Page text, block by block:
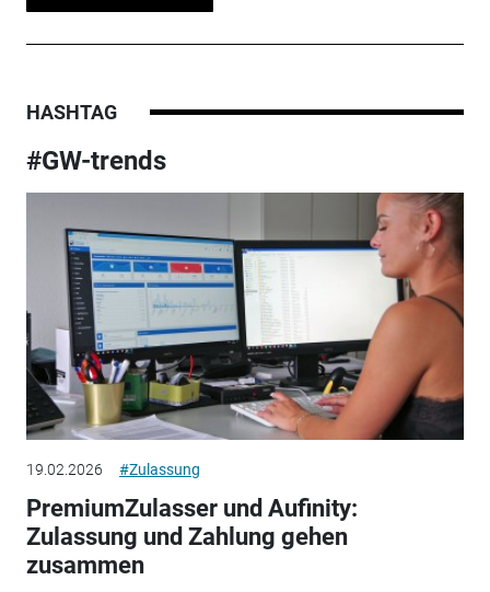
HASHTAG
#GW-trends
19.02.2026 #Zulassung
PremiumZulasser und Aufinity:
Zulassung und Zahlung gehen
zusammen